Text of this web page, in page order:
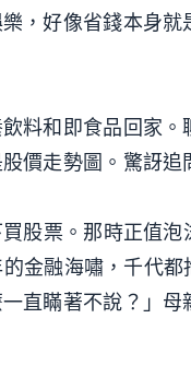
，好像省錢本身
料和即食品回家
價走勢圖。驚訝追
股票。那時正值
金融海嘯，千代
直瞞著不說？」